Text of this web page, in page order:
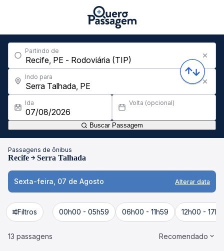
Partindo de
Indo para
Ida Volta (opcional)
Buscar Passagem
Passagens de ônibus
Recife Serra Talhada
Sexta-feira, 07 de Agosto Alterar data
Filtros 00h00 - 05h59 06h00 - 11h59 12h00 -
13 passagens Recomendado